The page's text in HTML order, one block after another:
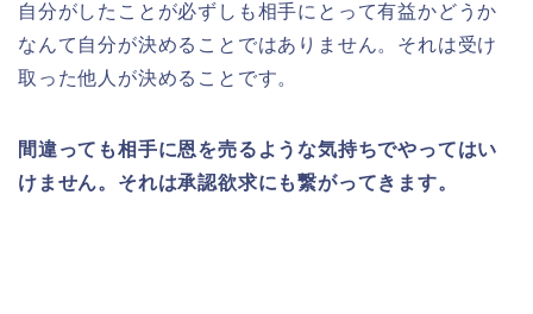
自分がしたことが必ずしも相手にとって有益かどうか
なんて自分が決めることではありません。それは受け
取った他人が決めることです。
間違っても相手に恩を売るような気持ちでやってはい
けません。それは承認欲求にも繋がってきます。